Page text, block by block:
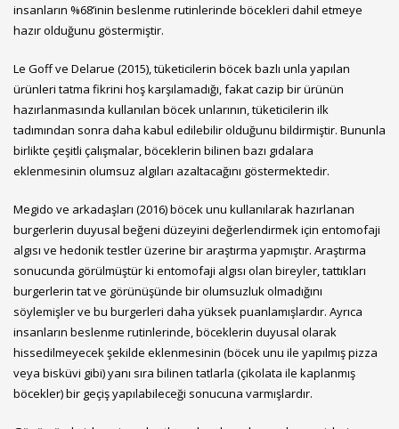
insanların %68’inin beslenme rutinlerinde böcekleri dahil etmeye
hazır olduğunu göstermiştir.
Le Goff ve Delarue (2015), tüketicilerin böcek bazlı unla yapılan
ürünleri tatma fikrini hoş karşılamadığı, fakat cazip bir ürünün
hazırlanmasında kullanılan böcek unlarının, tüketicilerin ilk
tadımından sonra daha kabul edilebilir olduğunu bildirmiştir. Bununla
birlikte çeşitli çalışmalar, böceklerin bilinen bazı gıdalara
eklenmesinin olumsuz algıları azaltacağını göstermektedir.
Megido ve arkadaşları (2016) böcek unu kullanılarak hazırlanan
burgerlerin duyusal beğeni düzeyini değerlendirmek için entomofaji
algısı ve hedonik testler üzerine bir araştırma yapmıştır. Araştırma
sonucunda görülmüştür ki entomofaji algısı olan bireyler, tattıkları
burgerlerin tat ve görünüşünde bir olumsuzluk olmadığını
söylemişler ve bu burgerleri daha yüksek puanlamışlardır. Ayrıca
insanların beslenme rutinlerinde, böceklerin duyusal olarak
hissedilmeyecek şekilde eklenmesinin (böcek unu ile yapılmış pizza
veya bisküvi gibi) yanı sıra bilinen tatlarla (çikolata ile kaplanmış
böcekler) bir geçiş yapılabileceği sonucuna varmışlardır.